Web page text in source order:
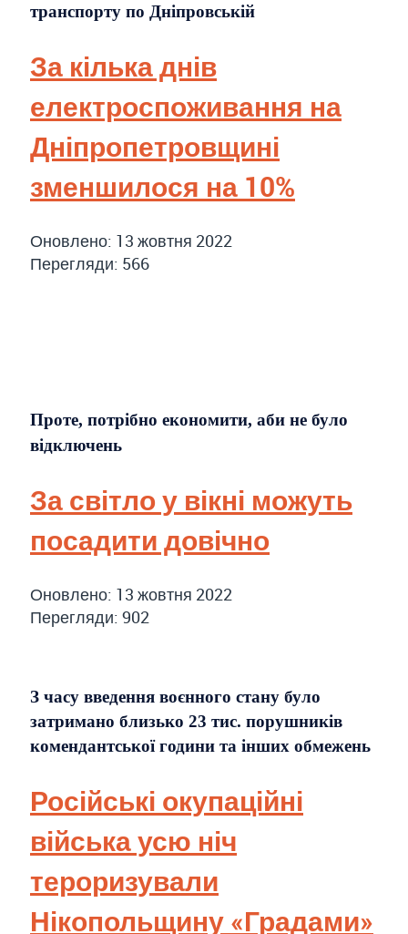
транспорту по Дніпровській
За кілька днів
електроспоживання на
Дніпропетровщині
зменшилося на 10%
Оновлено: 13 жовтня 2022
Перегляди: 566
Проте, потрібно економити, аби не було
відключень
За світло у вікні можуть
посадити довічно
Оновлено: 13 жовтня 2022
Перегляди: 902
З часу введення воєнного стану було
затримано близько 23 тис. порушників
комендантської години та інших обмежень
Російські окупаційні
війська усю ніч
тероризували
Нікопольщину «Градами»